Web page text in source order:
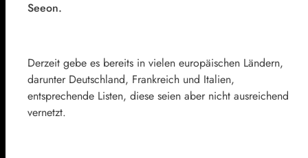
Seeon.
Derzeit gebe es bereits in vielen europäischen Ländern,
darunter Deutschland, Frankreich und Italien,
entsprechende Listen, diese seien aber nicht ausreichend
vernetzt.